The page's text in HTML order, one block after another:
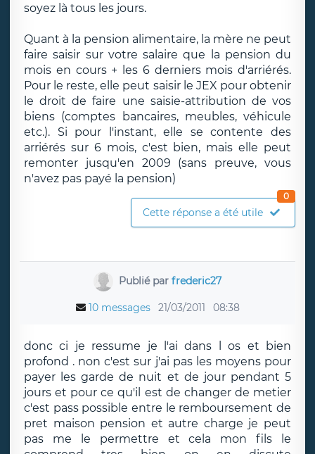
soyez là tous les jours.
Quant à la pension alimentaire, la mère ne peut
faire saisir sur votre salaire que la pension du
mois en cours + les 6 derniers mois d'arriérés.
Pour le reste, elle peut saisir le JEX pour obtenir
le droit de faire une saisie-attribution de vos
biens (comptes bancaires, meubles, véhicule
etc.). Si pour l'instant, elle se contente des
arriérés sur 6 mois, c'est bien, mais elle peut
remonter jusqu'en 2009 (sans preuve, vous
n'avez pas payé la pension)
Cette réponse a été utile
0
Publié par frederic27
10 messages 21/03/2011 08:38
donc ci je ressume je l'ai dans l os et bien
profond . non c'est sur j'ai pas les moyens pour
payer les garde de nuit et de jour pendant 5
jours et pour ce qu'il est de changer de metier
c'est pass possible entre le remboursement de
pret maison pension et autre charge je peut
pas me le permettre et cela mon fils le